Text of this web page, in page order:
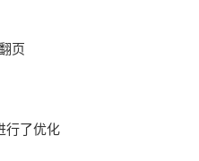
页
行了优化